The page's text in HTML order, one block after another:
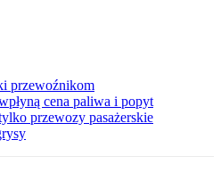
przewoźnikom
cena paliwa i popyt
przewozy pasażerskie